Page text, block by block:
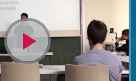
Video
abspielen